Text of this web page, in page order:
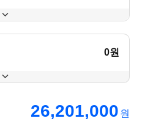
0원
26,201,000 원